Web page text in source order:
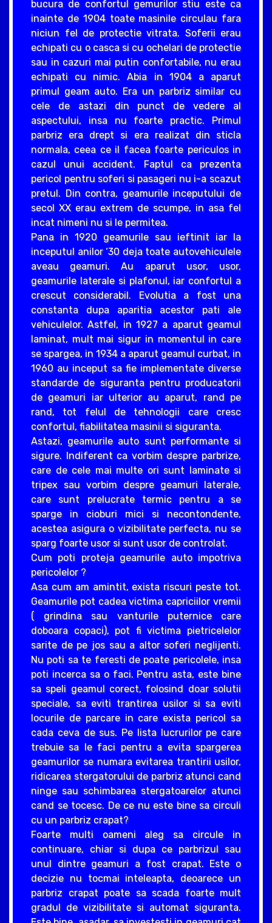
bucura de confortul gemurilor stiu este ca
inainte de 1904 toate masinile circulau fara
niciun fel de protectie vitrata. Soferii erau
echipati cu o casca si cu ochelari de protectie
sau in cazuri mai putin confortabile, nu erau
echipati cu nimic. Abia in 1904 a aparut
primul geam auto. Era un parbriz similar cu
cele de astazi din punct de vedere al
aspectului, insa nu foarte practic. Primul
parbriz era drept si era realizat din sticla
normala, ceea ce il facea foarte periculos in
cazul unui accident. Faptul ca prezenta
pericol pentru soferi si pasageri nu i-a scazut
pretul. Din contra, geamurile inceputului de
secol XX erau extrem de scumpe, in asa fel
incat nimeni nu si le permitea.
Pana in 1920 geamurile sau ieftinit iar la
inceputul anilor ‘30 deja toate autovehiculele
aveau geamuri. Au aparut usor, usor,
geamurile laterale si plafonul, iar confortul a
crescut considerabil. Evolutia a fost una
constanta dupa aparitia acestor pati ale
vehiculelor. Astfel, in 1927 a aparut geamul
laminat, mult mai sigur in momentul in care
se spargea, in 1934 a aparut geamul curbat, in
1960 au inceput sa fie implementate diverse
standarde de siguranta pentru producatorii
de geamuri iar ulterior au aparut, rand pe
rand, tot felul de tehnologii care cresc
confortul, fiabilitatea masinii si siguranta.
Astazi, geamurile auto sunt performante si
sigure. Indiferent ca vorbim despre parbrize,
care de cele mai multe ori sunt laminate si
tripex sau vorbim despre geamuri laterale,
care sunt prelucrate termic pentru a se
sparge in cioburi mici si necontondente,
acestea asigura o vizibilitate perfecta, nu se
sparg foarte usor si sunt usor de controlat.
Cum poti proteja geamurile auto impotriva
pericolelor ?
Asa cum am amintit, exista riscuri peste tot.
Geamurile pot cadea victima capriciilor vremii
( grindina sau vanturile puternice care
doboara copaci), pot fi victima pietricelelor
sarite de pe jos sau a altor soferi neglijenti.
Nu poti sa te feresti de poate pericolele, insa
poti incerca sa o faci. Pentru asta, este bine
sa speli geamul corect, folosind doar solutii
speciale, sa eviti trantirea usilor si sa eviti
locurile de parcare in care exista pericol sa
cada ceva de sus. Pe lista lucrurilor pe care
trebuie sa le faci pentru a evita spargerea
geamurilor se numara evitarea trantirii usilor,
ridicarea stergatorului de parbriz atunci cand
ninge sau schimbarea stergatoarelor atunci
cand se tocesc. De ce nu este bine sa circuli
cu un parbriz crapat?
Foarte multi oameni aleg sa circule in
continuare, chiar si dupa ce parbrizul sau
unul dintre geamuri a fost crapat. Este o
decizie nu tocmai inteleapta, deoarece un
parbriz crapat poate sa scada foarte mult
gradul de vizibilitate si automat siguranta.